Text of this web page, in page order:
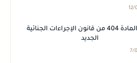
12/
شرح المادة 404 من قانون الإجراءات الجنائية
الجديد
7/